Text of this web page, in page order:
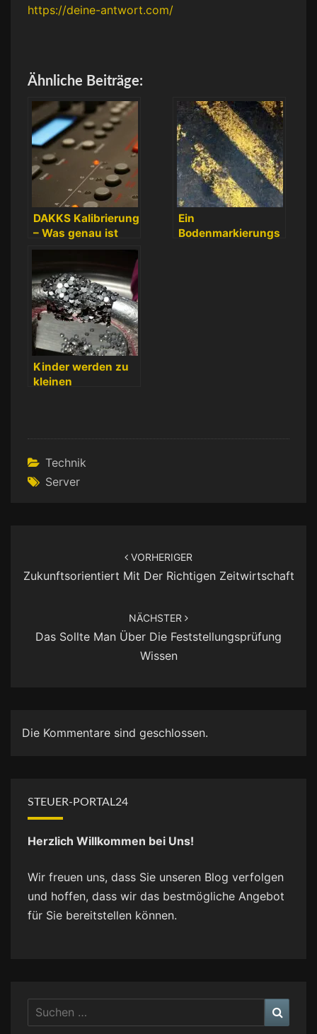
https://deine-antwort.com/
Ähnliche Beiträge:
DAKKS Kalibrierung
– Was genau ist
das?
Ein
Bodenmarkierungs
Kinder werden zu
kleinen
Technik
Server
VORHERIGER
Zukunftsorientiert Mit Der Richtigen Zeitwirtschaft
NÄCHSTER
Das Sollte Man Über Die Feststellungsprüfung
Wissen
Die Kommentare sind geschlossen.
STEUER-PORTAL24
Herzlich Willkommen bei Uns!
Wir freuen uns, dass Sie unseren Blog verfolgen
und hoffen, dass wir das bestmögliche Angebot
für Sie bereitstellen können.
Suchen
nach: